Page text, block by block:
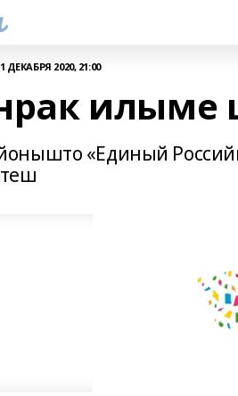
ДЕКАБРЯ 2020, 21:00
илыме
«Единый